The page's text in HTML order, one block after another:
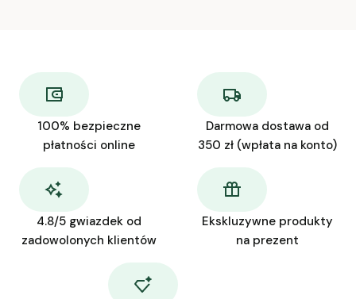
100% bezpieczne
płatności online
Darmowa dostawa od
350 zł (wpłata na konto)
4.8/5 gwiazdek od
zadowolonych klientów
Ekskluzywne produkty
na prezent